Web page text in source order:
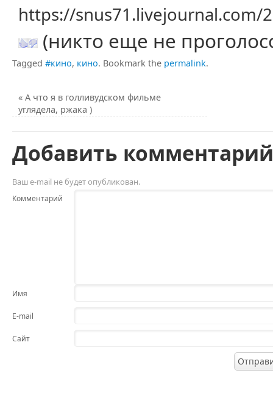
https://snus71.livejournal.com/
(никто еще не
Tagged #кино, кино. Bookmark the permalink.
« А что я в голливудском фильме
углядела, ржака )
Добавить комментарий
Ваш e-mail не будет опубликован.
Комментарий
Имя
E-mail
Сайт